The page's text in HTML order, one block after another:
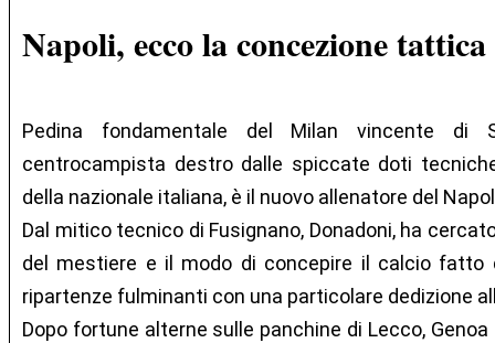
Napoli, ecco la concezione
Pedina fondamentale del Milan vincente di
centrocampista destro dalle spiccate doti
della nazionale italiana, è il nuovo allenatore del
Dal mitico tecnico di Fusignano, Donadoni, ha
del mestiere e il modo di concepire il calcio fatto
ripartenze fulminanti con una particolare dedizione
Dopo fortune alterne sulle panchine di Lecco, Genoa